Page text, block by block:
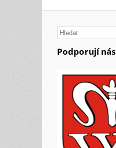
Hledat
Podporují nás